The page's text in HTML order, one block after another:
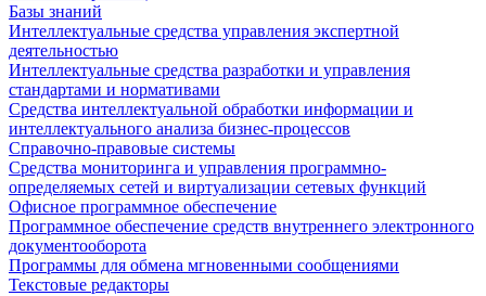
Базы знаний
Интеллектуальные средства управления экспертной
деятельностью
Интеллектуальные средства разработки и управления
стандартами и нормативами
Средства интеллектуальной обработки информации и
интеллектуального анализа бизнес-процессов
Справочно-правовые системы
Средства мониторинга и управления программно-
определяемых сетей и виртуализации сетевых функций
Офисное программное обеспечение
Программное обеспечение средств внутреннего электронного
документооборота
Программы для обмена мгновенными сообщениями
Текстовые редакторы